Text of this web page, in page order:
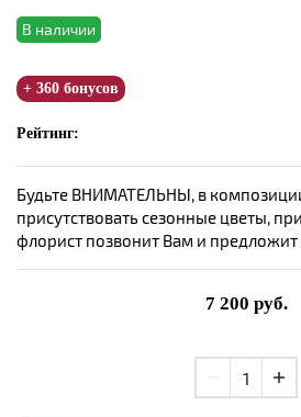
В наличии
+ 360 бонусов
Рейтинг:
Будьте ВНИМАТЕЛЬНЫ, в
присутствовать сезонные цветы,
флорист позвонит Вам и
7 200 руб.